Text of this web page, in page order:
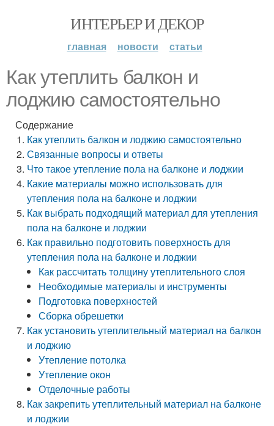
ИНТЕРЬЕР И ДЕКОР
главная новости статьи
Как утеплить балкон и
лоджию самостоятельно
Содержание
Как утеплить балкон и лоджию самостоятельно
Связанные вопросы и ответы
Что такое утепление пола на балконе и лоджии
Какие материалы можно использовать для
утепления пола на балконе и лоджии
Как выбрать подходящий материал для утепления
пола на балконе и лоджии
Как правильно подготовить поверхность для
утепления пола на балконе и лоджии
Как рассчитать толщину утеплительного слоя
Необходимые материалы и инструменты
Подготовка поверхностей
Сборка обрешетки
Как установить утеплительный материал на балкон
и лоджию
Утепление потолка
Утепление окон
Отделочные работы
Как закрепить утеплительный материал на балконе
и лоджии